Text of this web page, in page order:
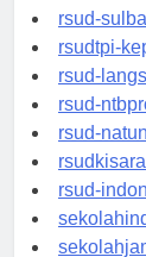
rsud-
rsud-
rsudtpi-
rsud-
rsud-
rsud-
rsud-